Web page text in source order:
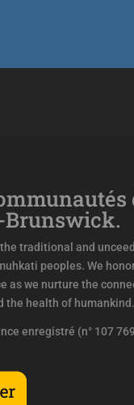
Brunswick.
traditional and
peoples. We
as we nurture the
the health of humankind.
enregistré (n° 107